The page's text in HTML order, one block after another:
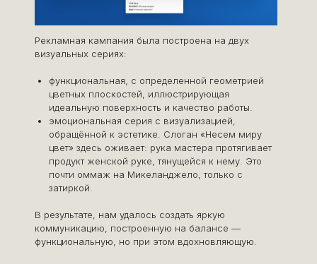
Рекламная кампания была построена на двух
визуальных сериях:
функциональная, с определенной геометрией
цветных плоскостей, иллюстрирующая
идеальную поверхность и качество работы.
эмоциональная серия с визуализацией,
обращённой к эстетике. Слоган «Несем миру
цвет» здесь оживает: рука мастера протягивает
продукт женской руке, тянущейся к нему. Это
почти оммаж на Микеланджело, только с
затиркой.
В результате, нам удалось создать яркую
коммуникацию, построенную на балансе —
функциональную, но при этом вдохновляющую.